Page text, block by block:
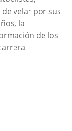
velar por sus
la
de los